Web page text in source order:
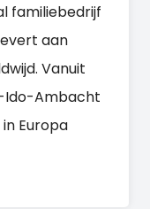
familiebedrijf
aan
Vanuit
Ido-Ambacht
Europa